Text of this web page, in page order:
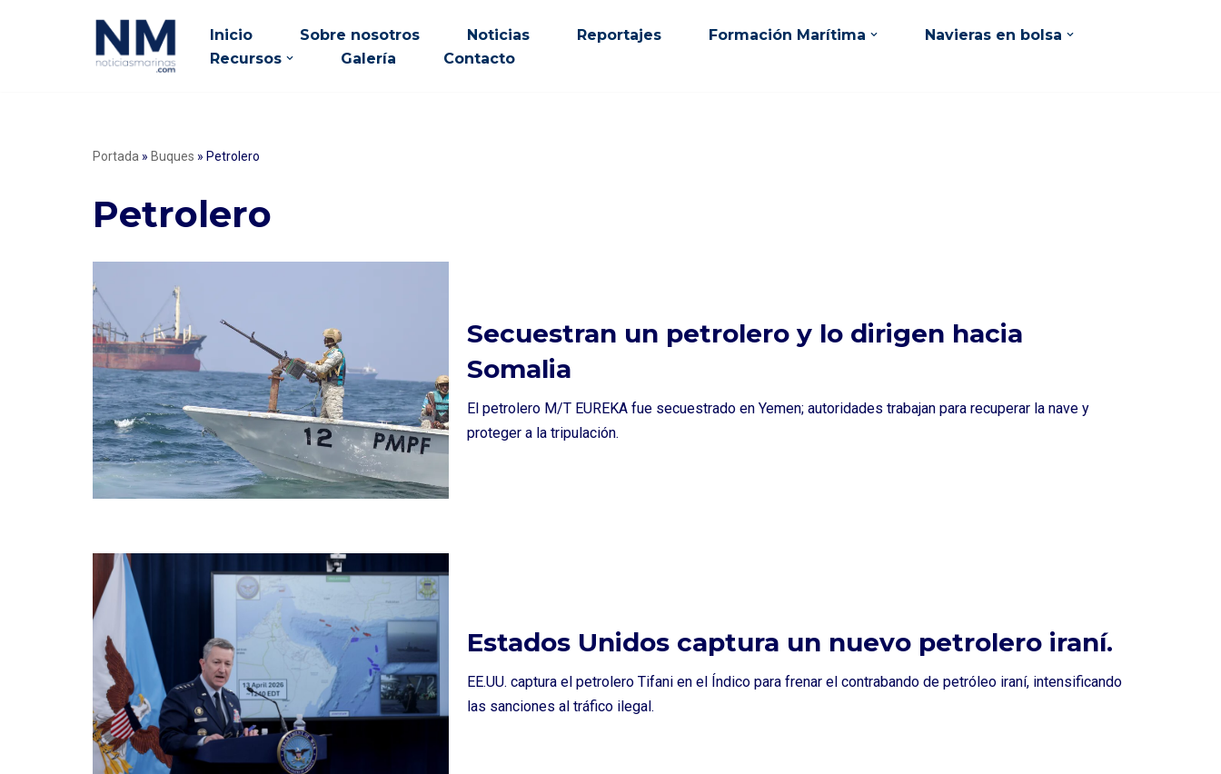
Inicio Sobre nosotros Noticias Reportajes Formación Marítima
Navieras en bolsa
Recursos
Galería Contacto
Portada » Buques » Petrolero
Petrolero
Secuestran un petrolero y lo dirigen hacia
Somalia
El petrolero M/T EUREKA fue secuestrado en Yemen; autoridades trabajan para recuperar la nave y
proteger a la tripulación.
Estados Unidos captura un nuevo petrolero iraní.
EE.UU. captura el petrolero Tifani en el Índico para frenar el contrabando de petróleo iraní, intensificando
las sanciones al tráfico ilegal.